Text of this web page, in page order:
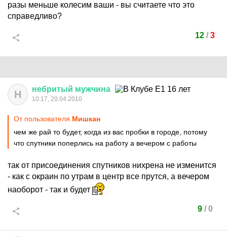
разы меньше колесим ваши - вы считаете что это
справедливо?
12 / 3
Н небритый мужчина
10:17, 20.04.2010
От пользователя Мишкан
чем же рай то будет, когда из вас пробки в городе, потому
что спутники поперлись на работу а вечером с работы
так от присоединения спутников нихрена не изменится
- как с окраин по утрам в центр все прутся, а вечером
наоборот - так и будет
9/ 0